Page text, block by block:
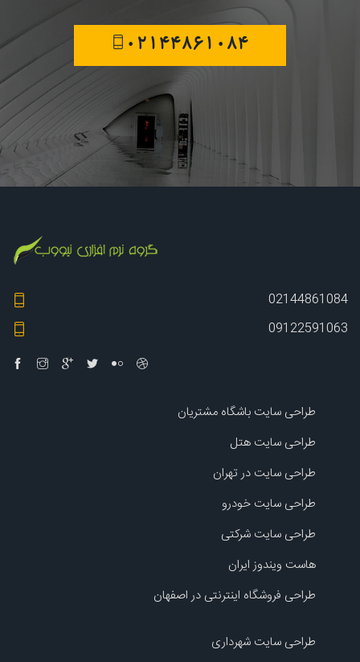
02144861084
02144861084
09122591063
طراحی سایت باشگاه مشتریان
طراحی سایت هتل
طراحی سایت در تهران
طراحی سایت خودرو
طراحی سایت شرکتی
هاست ویندوز ایران
طراحی فروشگاه اینترنتی در اصفهان
طراحی سایت شهرداری